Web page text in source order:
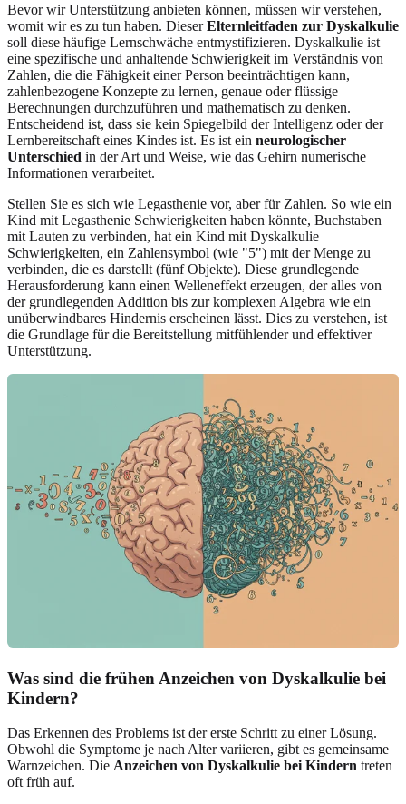
Bevor wir Unterstützung anbieten können, müssen wir verstehen,
womit wir es zu tun haben. DieserElternleitfaden zur Dyskalkulie
soll diese häufige Lernschwäche entmystifizieren. Dyskalkulie ist
eine spezifische und anhaltende Schwierigkeit im Verständnis von
Zahlen, die die Fähigkeit einer Person beeinträchtigen kann,
zahlenbezogene Konzepte zu lernen, genaue oder flüssige
Berechnungen durchzuführen und mathematisch zu denken.
Entscheidend ist, dass sie kein Spiegelbild der Intelligenz oder der
Lernbereitschaft eines Kindes ist. Es ist ein neurologischer
Unterschied in der Art und Weise, wie das Gehirn numerische
Informationen verarbeitet.
Stellen Sie es sich wie Legasthenie vor, aber für Zahlen. So wie ein
Kind mit Legasthenie Schwierigkeiten haben könnte, Buchstaben
mit Lauten zu verbinden, hat ein Kind mit Dyskalkulie
Schwierigkeiten, ein Zahlensymbol (wie "5") mit der Menge zu
verbinden, die es darstellt (fünf Objekte). Diese grundlegende
Herausforderung kann einen Welleneffekt erzeugen, der alles von
der grundlegenden Addition bis zur komplexen Algebra wie ein
unüberwindbares Hindernis erscheinen lässt. Dies zu verstehen, ist
die Grundlage für die Bereitstellung mitfühlender und effektiver
Unterstützung.
Was sind die frühen Anzeichen von Dyskalkulie bei
Kindern?
Das Erkennen des Problems ist der erste Schritt zu einer Lösung.
Obwohl die Symptome je nach Alter variieren, gibt es gemeinsame
Warnzeichen. Die Anzeichen von Dyskalkulie bei Kindern treten
oft früh auf.